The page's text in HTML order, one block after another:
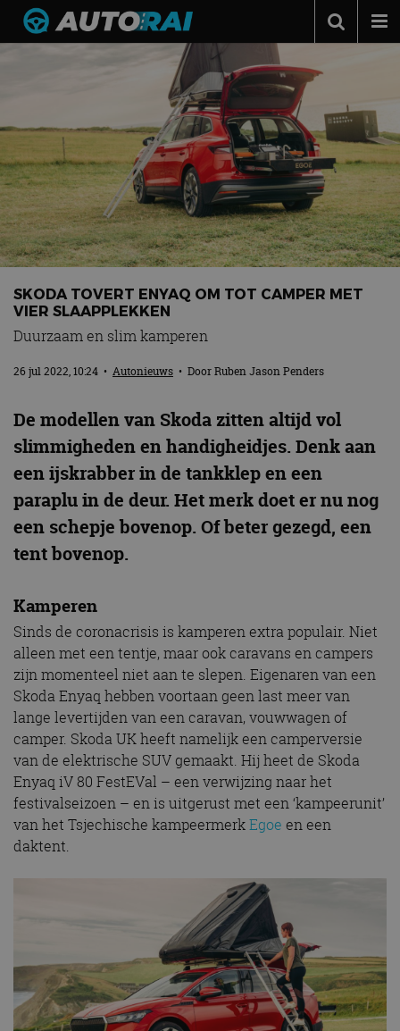
Autotests
Automerken
Adverteren
Contact
MotorRAI.nl
SKODA TOVERT ENYAQ OM TOT CAMPER MET
VIER SLAAPPLEKKEN
Duurzaam en slim kamperen
26 jul 2022, 10:24 • Autonieuws • DoorRuben Jason Penders
De modellen van Skoda zitten altijd vol
slimmigheden en handigheidjes. Denk aan
een ijskrabber in de tankklep en een
paraplu in de deur. Het merk doet er nu nog
een schepje bovenop. Of beter gezegd, een
tent bovenop.
Kamperen
Sinds de coronacrisis is kamperen extra populair. Niet
alleen met een tentje, maar ook caravans en campers
zijn momenteel niet aan te slepen. Eigenaren van een
Skoda Enyaq hebben voortaan geen last meer van
lange levertijden van een caravan, vouwwagen of
camper. Skoda UK heeft namelijk een camperversie
van de elektrische SUV gemaakt. Hij heet de Skoda
Enyaq iV 80 FestEVal – een verwijzing naar het
festivalseizoen – en is uitgerust met een ‘kampeerunit’
van het Tsjechische kampeermerkEgoe en een
daktent.